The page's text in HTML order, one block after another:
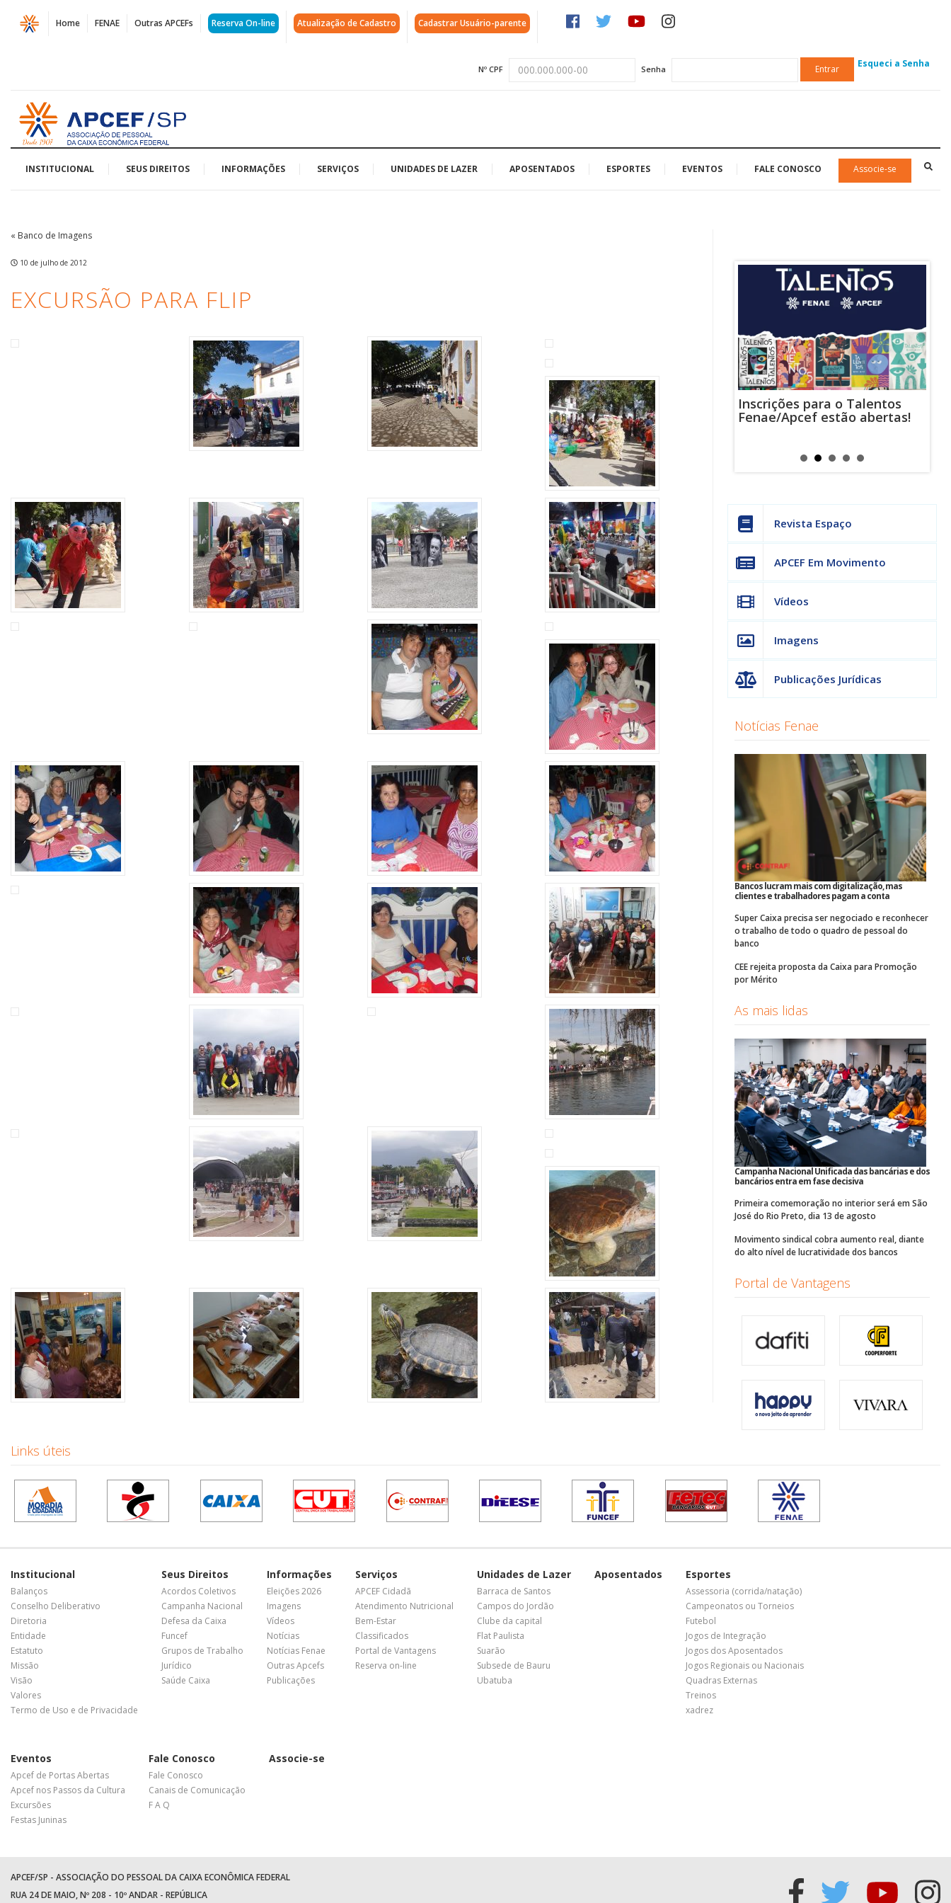
Página
Excursão
Flip
APCEF/SP
Home FENAE Outras APCEFs Reserva On-line Atualização de Cadastro Cadastrar Usuário-parente
Nº CPF Senha Entrar Esqueci a Senha
Acessar
página
inicial
INSTITUCIONAL SEUS DIREITOS INFORMAÇÕES SERVIÇOS UNIDADES DE LAZER APOSENTADOS ESPORTES EVENTOS FALE CONOSCO Associe-se
« Banco de Imagens
10 de julho de 2012
EXCURSÃO PARA FLIP
Aproveite a parceria da Apcef
com o Sesi e invista em saúde
e momentos de lazer!
Alerta: golpistas usam
WhatsApp e e-mail para
enviar falsas mensagens
sobre processos judiciais
Inscrições para o Talentos
Fenae/Apcef estão abertas!
Revista Espaço
APCEF Em Movimento
Vídeos
Imagens
Publicações Jurídicas
Notícias Fenae
Bancos lucram mais com digitalização, mas
clientes e trabalhadores pagam a conta
Super Caixa precisa ser negociado e reconhecer
o trabalho de todo o quadro de pessoal do
banco
CEE rejeita proposta da Caixa para Promoção
por Mérito
As mais lidas
Campanha Nacional Unificada das bancárias e dos
bancários entra em fase decisiva
Primeira comemoração no interior será em São
José do Rio Preto, dia 13 de agosto
Movimento sindical cobra aumento real, diante
do alto nível de lucratividade dos bancos
Portal de Vantagens
Links úteis
Institucional
Balanços
Conselho Deliberativo
Diretoria
Entidade
Estatuto
Missão
Visão
Valores
Termo de Uso e de Privacidade
Seus Direitos
Acordos Coletivos
Campanha Nacional
Defesa da Caixa
Funcef
Grupos de Trabalho
Jurídico
Saúde Caixa
Informações
Eleições 2026
Imagens
Vídeos
Notícias
Notícias Fenae
Outras Apcefs
Publicações
Serviços
APCEF Cidadã
Atendimento Nutricional
Bem-Estar
Classificados
Portal de Vantagens
Reserva on-line
Unidades de Lazer
Barraca de Santos
Campos do Jordão
Clube da capital
Flat Paulista
Suarão
Subsede de Bauru
Ubatuba
Aposentados Esportes
Assessoria (corrida/natação)
Campeonatos ou Torneios
Futebol
Jogos de Integração
Jogos dos Aposentados
Jogos Regionais ou Nacionais
Quadras Externas
Treinos
xadrez
Eventos
Apcef de Portas Abertas
Apcef nos Passos da Cultura
Excursões
Festas Juninas
Fale Conosco
Fale Conosco
Canais de Comunicação
F A Q
Associe-se
APCEF/SP - ASSOCIAÇÃO DO PESSOAL DA CAIXA ECONÔMICA FEDERAL
RUA 24 DE MAIO, Nº 208 - 10º ANDAR - REPÚBLICA
Acessar
Acessar